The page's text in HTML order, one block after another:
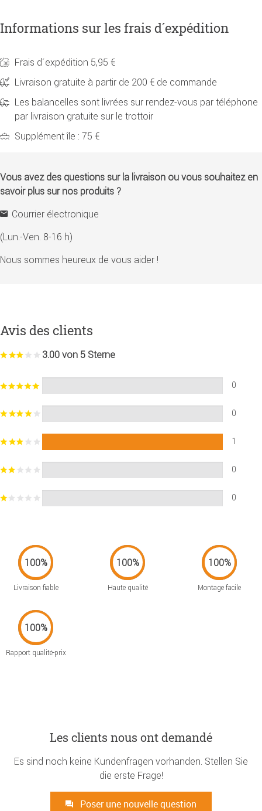
Informations sur les frais d´expédition
Frais d´expédition 5,95 €
Livraison gratuite à partir de 200 € de commande
Les balancelles sont livrées sur rendez-vous par téléphone
par livraison gratuite sur le trottoir
Supplément île : 75 €
Vous avez des questions sur la livraison ou vous souhaitez en
savoir plus sur nos produits ?
Courrier électronique
(Lun.-Ven. 8-16 h)
Nous sommes heureux de vous aider !
Avis des clients
3.00 von 5 Sterne
0
0
1
0
0
Livraison fiable Haute qualité Montage facile
Rapport qualité-prix
Les clients nous ont demandé
Es sind noch keine Kundenfragen vorhanden. Stellen Sie
die erste Frage!
Poser une nouvelle question